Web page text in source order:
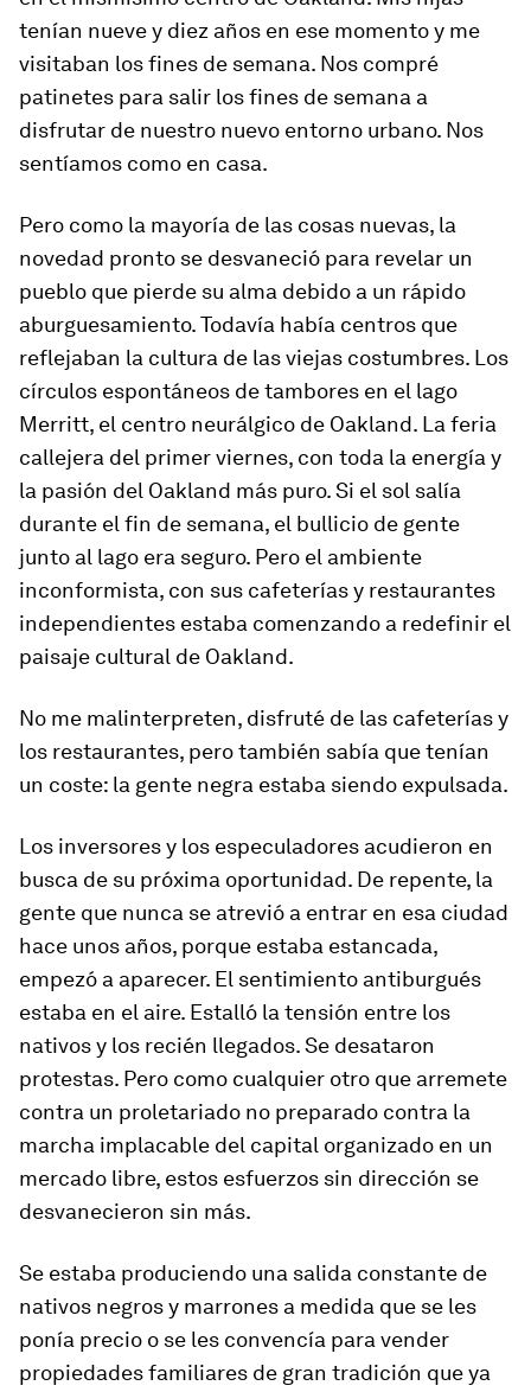
tenían nueve y diez años en ese momento y me
visitaban los fines de semana. Nos compré
patinetes para salir los fines de semana a
disfrutar de nuestro nuevo entorno urbano. Nos
sentíamos como en casa.
Pero como la mayoría de las cosas nuevas, la
novedad pronto se desvaneció para revelar un
pueblo que pierde su alma debido a un rápido
aburguesamiento. Todavía había centros que
reflejaban la cultura de las viejas costumbres. Los
círculos espontáneos de tambores en el lago
Merritt, el centro neurálgico de Oakland. La feria
callejera del primer viernes, con toda la energía y
la pasión del Oakland más puro. Si el sol salía
durante el fin de semana, el bullicio de gente
junto al lago era seguro. Pero el ambiente
inconformista, con sus cafeterías y restaurantes
independientes estaba comenzando a redefinir el
paisaje cultural de Oakland.
No me malinterpreten, disfruté de las cafeterías y
los restaurantes, pero también sabía que tenían
un coste: la gente negra estaba siendo expulsada.
Los inversores y los especuladores acudieron en
busca de su próxima oportunidad. De repente, la
gente que nunca se atrevió a entrar en esa ciudad
hace unos años, porque estaba estancada,
empezó a aparecer. El sentimiento antiburgués
estaba en el aire. Estalló la tensión entre los
nativos y los recién llegados. Se desataron
protestas. Pero como cualquier otro que arremete
contra un proletariado no preparado contra la
marcha implacable del capital organizado en un
mercado libre, estos esfuerzos sin dirección se
desvanecieron sin más.
Se estaba produciendo una salida constante de
nativos negros y marrones a medida que se les
ponía precio o se les convencía para vender
propiedades familiares de gran tradición que ya